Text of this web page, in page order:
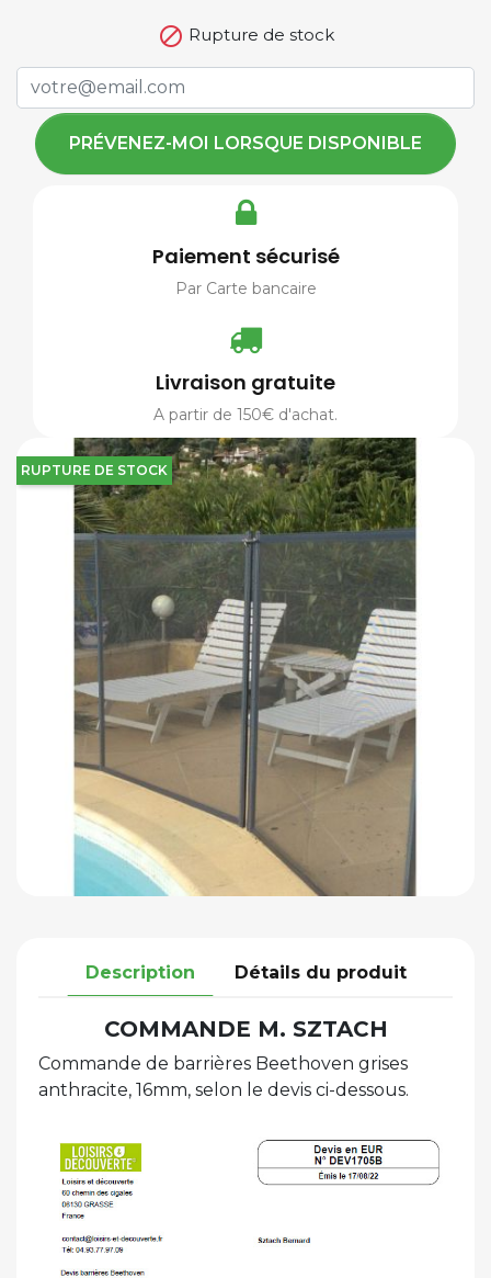
RUPTURE DE STOCK
 Rupture de stock
PRÉVENEZ-MOI LORSQUE DISPONIBLE
Paiement sécurisé
Par Carte bancaire
Livraison gratuite
A partir de 150€ d'achat.
Description Détails du produit
COMMANDE M. SZTACH
Commande de barrières Beethoven grises
anthracite, 16mm, selon le devis ci-dessous.